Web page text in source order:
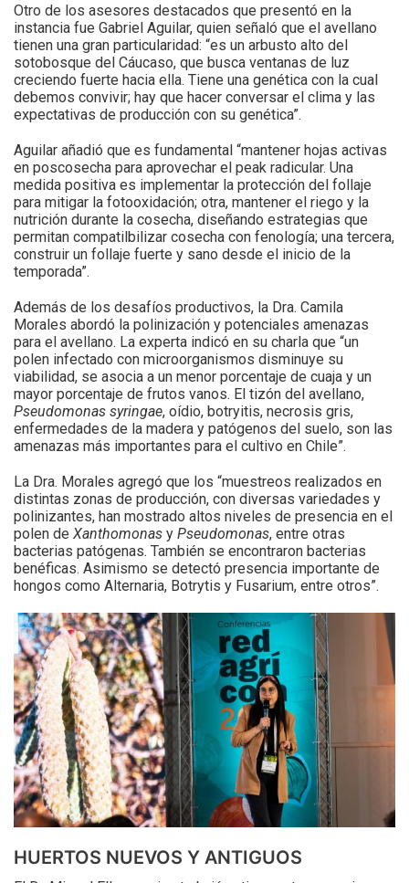
Otro de los asesores destacados que presentó en la
instancia fue Gabriel Aguilar, quien señaló que el avellano
tienen una gran particularidad: “es un arbusto alto del
sotobosque del Cáucaso, que busca ventanas de luz
creciendo fuerte hacia ella. Tiene una genética con la cual
debemos convivir; hay que hacer conversar el clima y las
expectativas de producción con su genética”.
Aguilar añadió que es fundamental “mantener hojas activas
en poscosecha para aprovechar el peak radicular. Una
medida positiva es implementar la protección del follaje
para mitigar la fotooxidación; otra, mantener el riego y la
nutrición durante la cosecha, diseñando estrategias que
permitan compatilbilizar cosecha con fenología; una tercera,
construir un follaje fuerte y sano desde el inicio de la
temporada”.
Además de los desafíos productivos, la Dra. Camila
Morales abordó la polinización y potenciales amenazas
para el avellano. La experta indicó en su charla que “un
polen infectado con microorganismos disminuye su
viabilidad, se asocia a un menor porcentaje de cuaja y un
mayor porcentaje de frutos vanos. El tizón del avellano,
Pseudomonas syringae, oídio, botryitis, necrosis gris,
enfermedades de la madera y patógenos del suelo, son las
amenazas más importantes para el cultivo en Chile”.
La Dra. Morales agregó que los “muestreos realizados en
distintas zonas de producción, con diversas variedades y
polinizantes, han mostrado altos niveles de presencia en el
polen de Xanthomonas y Pseudomonas, entre otras
bacterias patógenas. También se encontraron bacterias
benéficas. Asimismo se detectó presencia importante de
hongos como Alternaria, Botrytis y Fusarium, entre otros”.
HUERTOS NUEVOS Y ANTIGUOS